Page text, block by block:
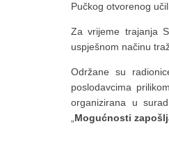
Pučkog otvorenog
Za vrijeme trajanja
uspješnom načinu
Održane su
poslodavcima
organizirana u
Mogućnosti